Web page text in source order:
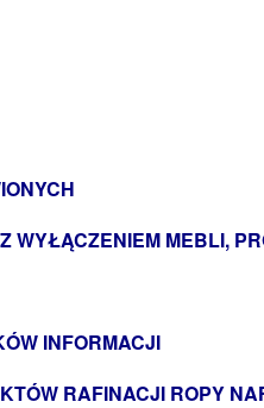
MEBLI,
INFORMACJI
RAFINACJI ROPY